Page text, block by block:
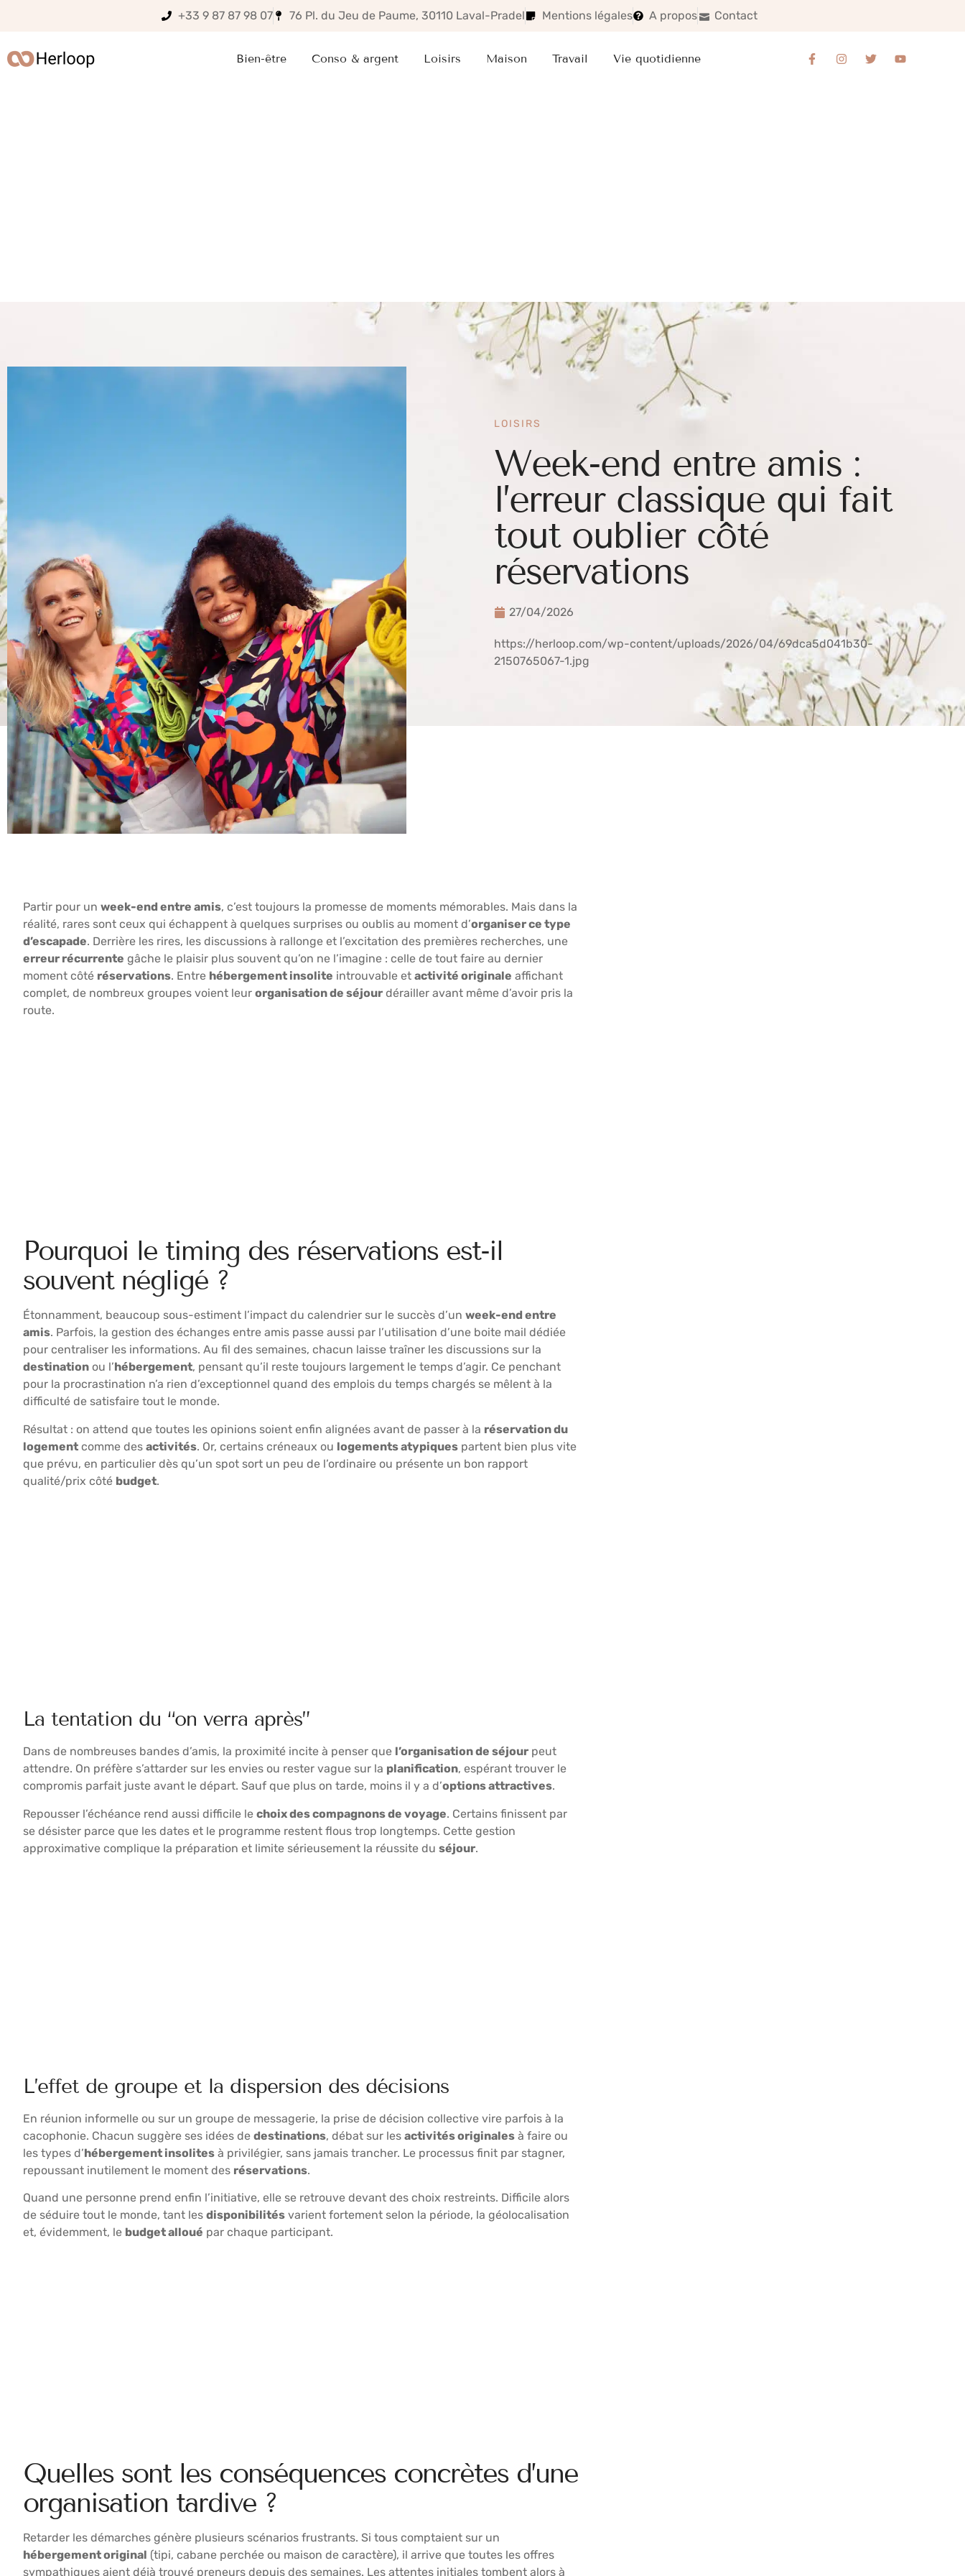
+33 9 87 87 98 07 76 Pl. du Jeu de Paume, 30110 Laval-Pradel Mentions légales A propos Contact
Bien-être Conso & argent Loisirs Maison Travail Vie quotidienne
LOISIRS
Week-end entre amis :
l’erreur classique qui fait
tout oublier côté
réservations
27/04/2026
https://herloop.com/wp-content/uploads/2026/04/69dca5d041b30-
2150765067-1.jpg
Partir pour un week-end entre amis, c’est toujours la promesse de moments mémorables. Mais dans la
réalité, rares sont ceux qui échappent à quelques surprises ou oublis au moment d’organiser ce type
d’escapade. Derrière les rires, les discussions à rallonge et l’excitation des premières recherches, une
erreur récurrente gâche le plaisir plus souvent qu’on ne l’imagine : celle de tout faire au dernier
moment côté réservations. Entre hébergement insolite introuvable et activité originale affichant
complet, de nombreux groupes voient leur organisation de séjour dérailler avant même d’avoir pris la
route.
Pourquoi le timing des réservations est-il
souvent négligé ?
Étonnamment, beaucoup sous-estiment l’impact du calendrier sur le succès d’un week-end entre
amis. Parfois, la gestion des échanges entre amis passe aussi par l’utilisation d’une boite mail dédiée
pour centraliser les informations. Au fil des semaines, chacun laisse traîner les discussions sur la
destination ou l’hébergement, pensant qu’il reste toujours largement le temps d’agir. Ce penchant
pour la procrastination n’a rien d’exceptionnel quand des emplois du temps chargés se mêlent à la
difficulté de satisfaire tout le monde.
Résultat : on attend que toutes les opinions soient enfin alignées avant de passer à la réservation du
logement comme des activités. Or, certains créneaux ou logements atypiques partent bien plus vite
que prévu, en particulier dès qu’un spot sort un peu de l’ordinaire ou présente un bon rapport
qualité/prix côté budget.
La tentation du “on verra après”
Dans de nombreuses bandes d’amis, la proximité incite à penser que l’organisation de séjour peut
attendre. On préfère s’attarder sur les envies ou rester vague sur la planification, espérant trouver le
compromis parfait juste avant le départ. Sauf que plus on tarde, moins il y a d’options attractives.
Repousser l’échéance rend aussi difficile le choix des compagnons de voyage. Certains finissent par
se désister parce que les dates et le programme restent flous trop longtemps. Cette gestion
approximative complique la préparation et limite sérieusement la réussite du séjour.
L’effet de groupe et la dispersion des décisions
En réunion informelle ou sur un groupe de messagerie, la prise de décision collective vire parfois à la
cacophonie. Chacun suggère ses idées de destinations, débat sur les activités originales à faire ou
les types d’hébergement insolites à privilégier, sans jamais trancher. Le processus finit par stagner,
repoussant inutilement le moment des réservations.
Quand une personne prend enfin l’initiative, elle se retrouve devant des choix restreints. Difficile alors
de séduire tout le monde, tant les disponibilités varient fortement selon la période, la géolocalisation
et, évidemment, le budget alloué par chaque participant.
Quelles sont les conséquences concrètes d’une
organisation tardive ?
Retarder les démarches génère plusieurs scénarios frustrants. Si tous comptaient sur un
hébergement original (tipi, cabane perchée ou maison de caractère), il arrive que toutes les offres
sympathiques aient déjà trouvé preneurs depuis des semaines. Les attentes initiales tombent alors à